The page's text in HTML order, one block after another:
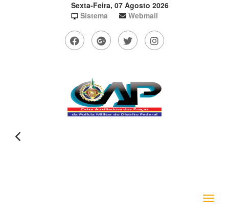
Sexta-Feira, 07 Agosto 2026
Sistema
Webmail